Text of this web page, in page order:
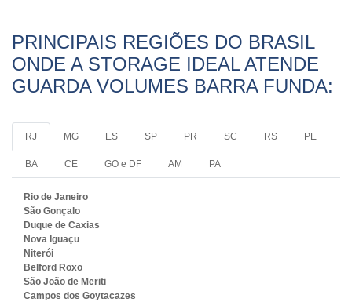
PRINCIPAIS REGIÕES DO BRASIL
ONDE A STORAGE IDEAL ATENDE
GUARDA VOLUMES BARRA FUNDA:
RJ MG ES SP PR SC RS PE
BA CE GO e DF AM PA
Rio de Janeiro
São Gonçalo
Duque de Caxias
Nova Iguaçu
Niterói
Belford Roxo
São João de Meriti
Campos dos Goytacazes